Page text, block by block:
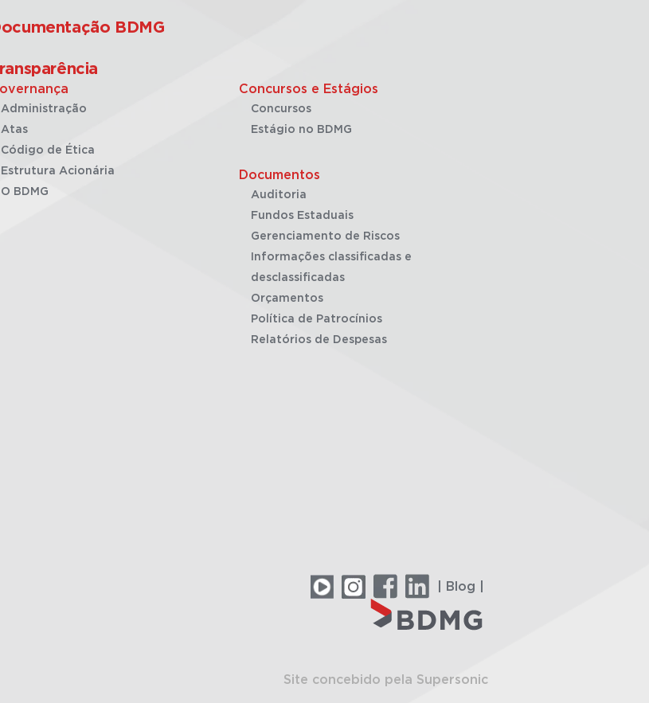
BDMG
Administração
Atas
Código de Ética
Estrutura Acionária
O BDMG
Concursos e Estágios
Concursos
Estágio no BDMG
Documentos
Auditoria
Fundos Estaduais
Gerenciamento de Riscos
Informações classificadas e
desclassificadas
Orçamentos
Política de Patrocínios
Relatórios de Despesas
| Blog |
Site concebido pela Supersonic